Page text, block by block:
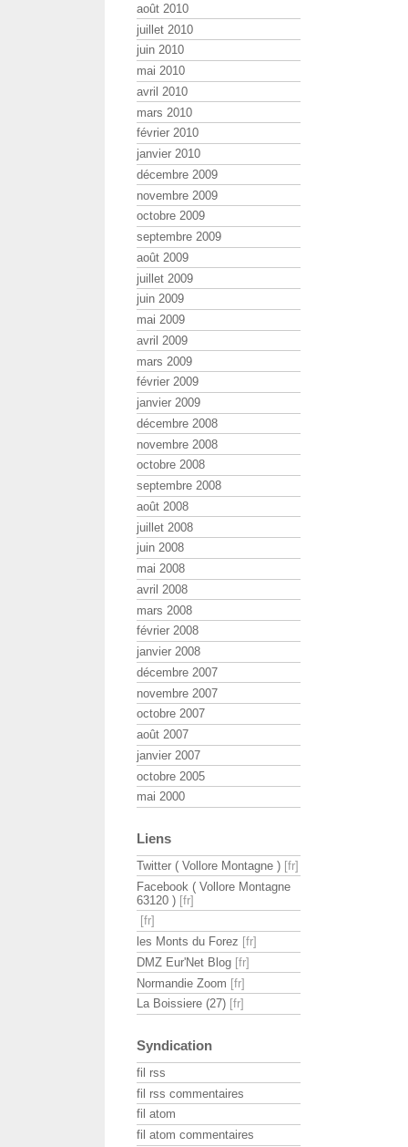
août 2010
juillet 2010
juin 2010
mai 2010
avril 2010
mars 2010
février 2010
janvier 2010
décembre 2009
novembre 2009
octobre 2009
septembre 2009
août 2009
juillet 2009
juin 2009
mai 2009
avril 2009
mars 2009
février 2009
janvier 2009
décembre 2008
novembre 2008
octobre 2008
septembre 2008
août 2008
juillet 2008
juin 2008
mai 2008
avril 2008
mars 2008
février 2008
janvier 2008
décembre 2007
novembre 2007
octobre 2007
août 2007
janvier 2007
octobre 2005
mai 2000
Liens
Twitter ( Vollore Montagne )
Facebook ( Vollore Montagne
63120 )
les Monts du Forez
DMZ Eur'Net Blog
Normandie Zoom
La Boissiere (27)
Syndication
fil rss
fil rss commentaires
fil atom
fil atom commentaires